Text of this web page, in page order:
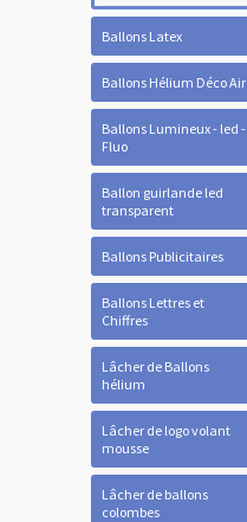
Ballons Latex
Ballons Hélium Déco Air
Ballons Lumineux - led -
Fluo
Ballon guirlande led
transparent
Ballons Publicitaires
Ballons Lettres et
Chiffres
Lâcher de Ballons
hélium
Lâcher de logo volant
mousse
Lâcher de ballons
colombes